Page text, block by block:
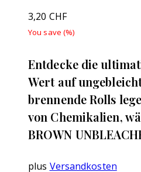
3,20 CHF
You save (%)
Entdecke die
Wert auf
brennende Rolls
von Chemikalien,
BROWN
plus Versandkosten